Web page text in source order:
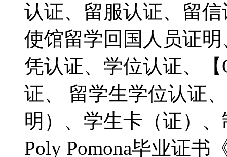
认证、留服认证、留
使馆留学回国人员证
凭认证、学位认证、
证、 留学生学位认证
明）、学生卡（证）
Poly Pomona毕业证书